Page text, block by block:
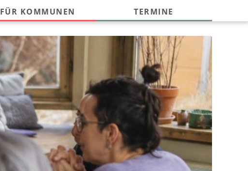
FÜR KOMMUNEN TERMINE